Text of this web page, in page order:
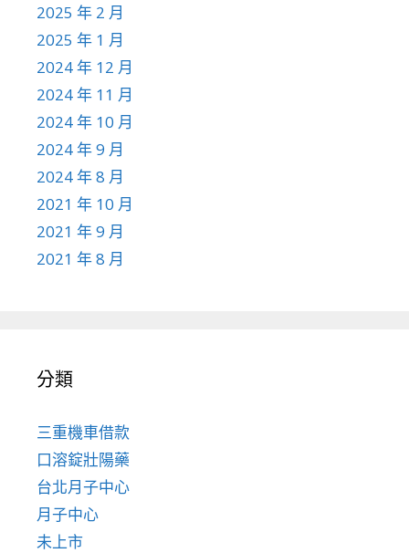
2025 年 2 月
2025 年 1 月
2024 年 12 月
2024 年 11 月
2024 年 10 月
2024 年 9 月
2024 年 8 月
2021 年 10 月
2021 年 9 月
2021 年 8 月
分類
三重機車借款
口溶錠壯陽藥
台北月子中心
月子中心
未上市